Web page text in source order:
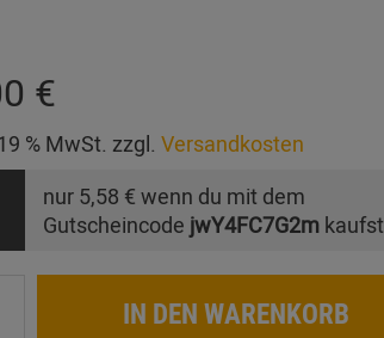
€
% MwSt. zzgl. Versandkosten
nur 5,58 € wenn du mit dem
Gutscheincode jwY4FC7G2mkaufst
IN DEN WARENKORB